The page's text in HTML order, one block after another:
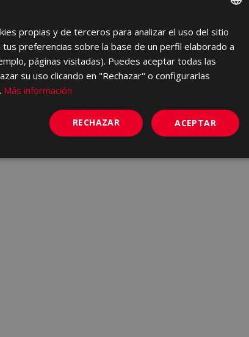
SPANISH
ENGLISH
PORTUGUESE
propias y de terceros para analizar el uso del sitio
preferencias sobre la base de un perfil elaborado a
páginas visitadas). Puedes aceptar todas las
su uso clicando en "Rechazar" o configurarlas
Más información
ACEPTAR
RECHAZAR